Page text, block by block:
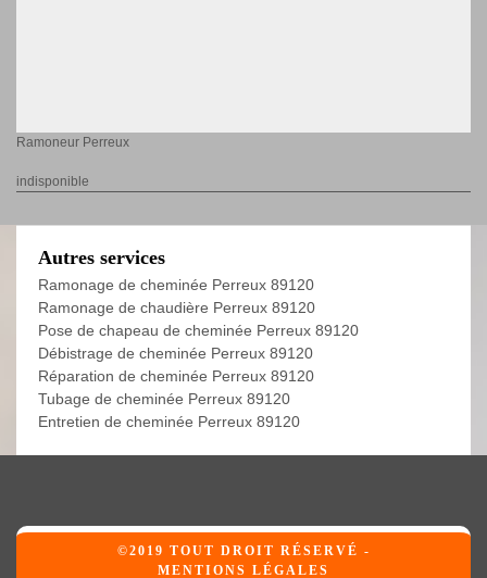
Ramoneur Perreux
indisponible
Autres services
Ramonage de cheminée Perreux 89120
Ramonage de chaudière Perreux 89120
Pose de chapeau de cheminée Perreux 89120
Débistrage de cheminée Perreux 89120
Réparation de cheminée Perreux 89120
Tubage de cheminée Perreux 89120
Entretien de cheminée Perreux 89120
©2019 TOUT DROIT RÉSERVÉ -
MENTIONS LÉGALES